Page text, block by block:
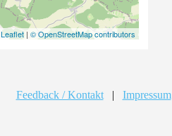
Leaflet | © OpenStreetMap contributors
Feedback / Kontakt | Impressum